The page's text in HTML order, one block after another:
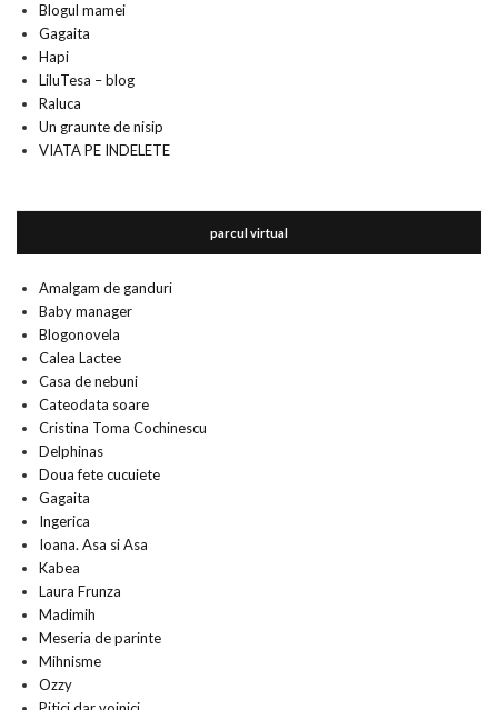
Blogul mamei
Gagaita
Hapi
LiluTesa – blog
Raluca
Un graunte de nisip
VIATA PE INDELETE
parcul virtual
Amalgam de ganduri
Baby manager
Blogonovela
Calea Lactee
Casa de nebuni
Cateodata soare
Cristina Toma Cochinescu
Delphinas
Doua fete cucuiete
Gagaita
Ingerica
Ioana. Asa si Asa
Kabea
Laura Frunza
Madimih
Meseria de parinte
Mihnisme
Ozzy